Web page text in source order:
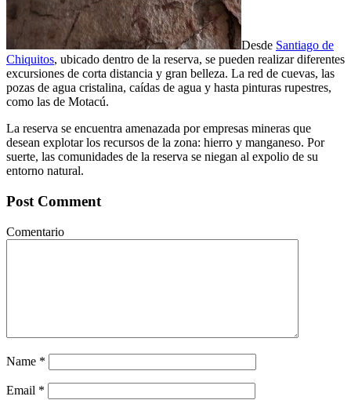
Desde Santiago de
Chiquitos, ubicado dentro de la reserva, se pueden realizar diferentes
excursiones de corta distancia y gran belleza. La red de cuevas, las
pozas de agua cristalina, caídas de agua y hasta pinturas rupestres,
como las de Motacú.
La reserva se encuentra amenazada por empresas mineras que
desean explotar los recursos de la zona: hierro y manganeso. Por
suerte, las comunidades de la reserva se niegan al expolio de su
entorno natural.
Post Comment
Comentario
Name *
Email *